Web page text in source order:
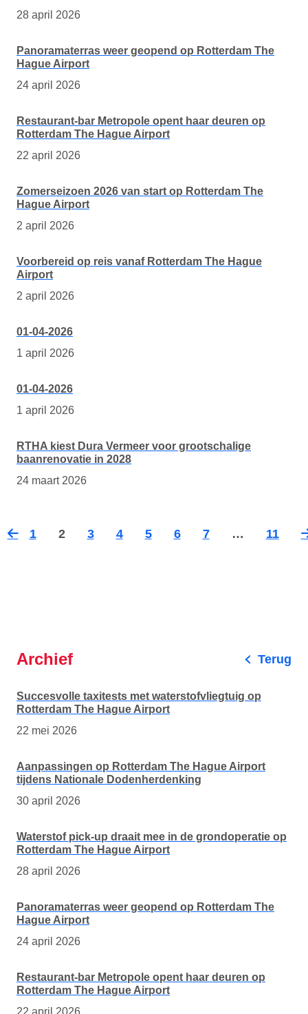
28 april 2026
Panoramaterras weer geopend op Rotterdam The
Hague Airport
24 april 2026
Restaurant-bar Metropole opent haar deuren op
Rotterdam The Hague Airport
22 april 2026
Zomerseizoen 2026 van start op Rotterdam The
Hague Airport
2 april 2026
Voorbereid op reis vanaf Rotterdam The Hague
Airport
2 april 2026
01-04-2026
1 april 2026
01-04-2026
1 april 2026
RTHA kiest Dura Vermeer voor grootschalige
baanrenovatie in 2028
24 maart 2026
1 2 3 4 5 6 7 …
11
Archief Terug
Succesvolle taxitests met waterstofvliegtuig op
Rotterdam The Hague Airport
22 mei 2026
Aanpassingen op Rotterdam The Hague Airport
tijdens Nationale Dodenherdenking
30 april 2026
Waterstof pick-up draait mee in de grondoperatie op
Rotterdam The Hague Airport
28 april 2026
Panoramaterras weer geopend op Rotterdam The
Hague Airport
24 april 2026
Restaurant-bar Metropole opent haar deuren op
Rotterdam The Hague Airport
22 april 2026